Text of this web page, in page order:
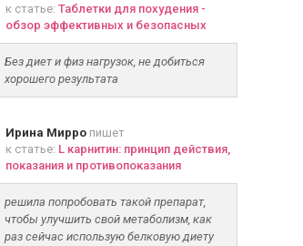
к статье: Таблетки для похудения -
обзор эффективных и безопасных
Без диет и физ нагрузок, не добиться
хорошего результата
Ирина Мирропишет
к статье: L карнитин: принцип действия,
показания и противопоказания
решила попробовать такой препарат,
чтобы улучшить свой метаболизм, как
раз сейчас использую белковую диету